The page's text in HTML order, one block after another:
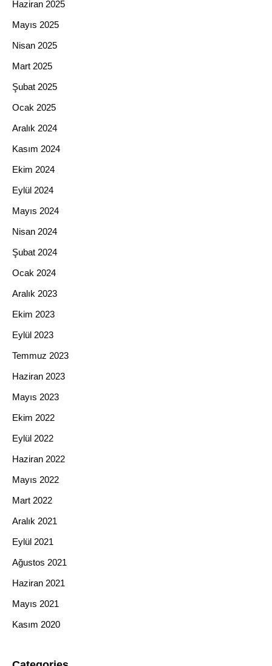
Haziran 2025
Mayıs 2025
Nisan 2025
Mart 2025
Şubat 2025
Ocak 2025
Aralık 2024
Kasım 2024
Ekim 2024
Eylül 2024
Mayıs 2024
Nisan 2024
Şubat 2024
Ocak 2024
Aralık 2023
Ekim 2023
Eylül 2023
Temmuz 2023
Haziran 2023
Mayıs 2023
Ekim 2022
Eylül 2022
Haziran 2022
Mayıs 2022
Mart 2022
Aralık 2021
Eylül 2021
Ağustos 2021
Haziran 2021
Mayıs 2021
Kasım 2020